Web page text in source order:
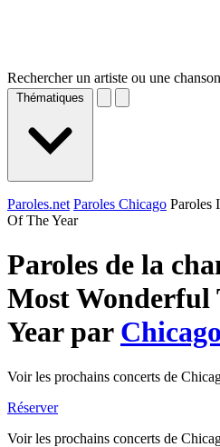
Rechercher un artiste ou une chanson
Thématiques
Paroles.net Paroles Chicago Paroles
Of The Year
Paroles de la
Most Wonderful
Year par Chicago
Voir les prochains concerts de
Réserver
Voir les prochains concerts de